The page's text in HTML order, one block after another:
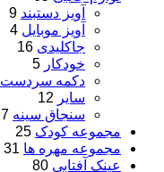
آویز دستبند 9
آویز موبایل 4
جاکلیدی 16
خودکار 5
دکمه سردست
سایر 12
سنجاق سینه 7
مجموعه کودک 25
مجموعه مهره ها 31
عینک آفتابی 80